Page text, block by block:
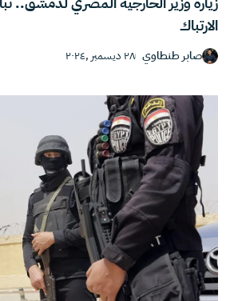
الارتباك
صابر طنطاوي ٢٨ ديسمبر ,٢٠٢٤